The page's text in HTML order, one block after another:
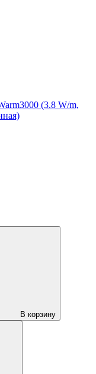
(3.8 W/m,
В корзину